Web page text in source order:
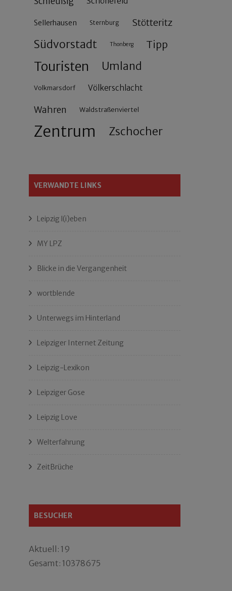
Sellerhausen Sternburg Stötteritz
Südvorstadt Thonberg Tipp
Touristen Umland
Volkmarsdorf Völkerschlacht
Wahren Waldstraßenviertel
Zentrum Zschocher
VERWANDTE LINKS
Leipzig l(i)eben
MY LPZ
Blicke in die Vergangenheit
wortblende
Unterwegs im Hinterland
Leipziger Internet Zeitung
Leipzig-Lexikon
Leipziger Gose
Leipzig Love
Welterfahrung
ZeitBrüche
BESUCHER
Aktuell: 19
Gesamt: 10378675